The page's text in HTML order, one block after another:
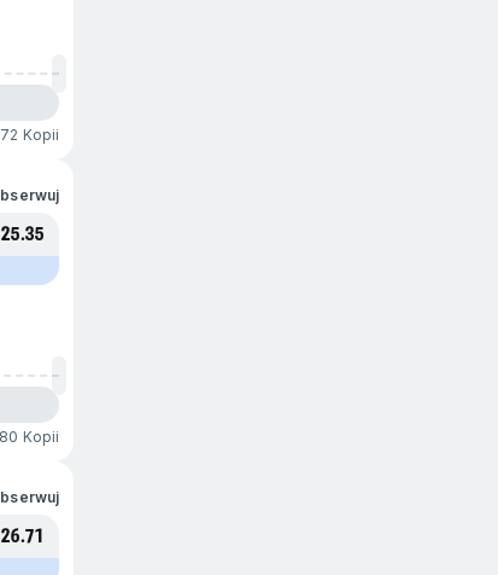
Kopii
25.35
80 Kopii
26.71